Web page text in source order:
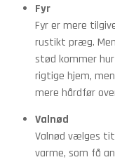
Fyr
Fyr er mere
rustikt præg.
stød kommer
rigtige hjem,
mere hårdfør
Valnød
Valnød vælges tit
varme, som få